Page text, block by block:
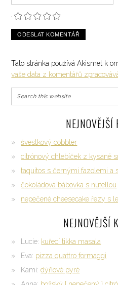
:
Tato stránka používá Akismet k
vaše data z komentářů
švestkový cobbler
citrónový chlebíček z kysané
taquitos s černými fazolemi a
čokoládová bábovka s nutellou
nepečené cheesecake řezy s
NEJNOVĚJŠÍ
Lucie: kuřecí tikka masala
Eva: pizza quattro formaggi
Kami:dýňové pyré